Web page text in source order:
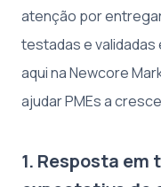
atenção por
testadas e
aqui na Newcore
ajudar PMEs a
1. Resposta em